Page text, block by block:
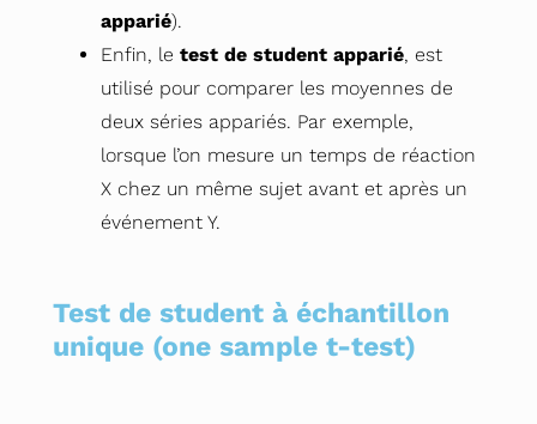
apparié).
Enfin, letest de student apparié, est
utilisé pour comparer les moyennes de
deux séries appariés. Par exemple,
lorsque l’on mesure un temps de réaction
X chez un même sujet avant et après un
événement Y.
Test de student à échantillon
unique (one sample t-test)